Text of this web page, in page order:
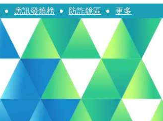
房訊發燒榜 防詐鏡區 更多